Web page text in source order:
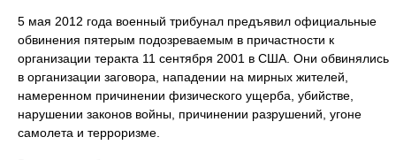
5 мая 2012 года военный трибунал предъявил официальные
обвинения пятерым подозреваемым в причастности к
организации теракта 11 сентября 2001 в США. Они обвинялись
в организации заговора, нападении на мирных жителей,
намеренном причинении физического ущерба, убийстве,
нарушении законов войны, причинении разрушений, угоне
самолета и терроризме.